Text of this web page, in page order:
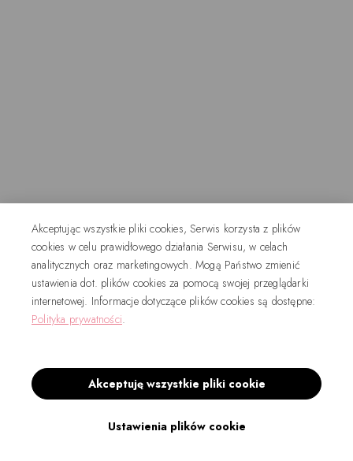
Akceptując wszystkie pliki cookies, Serwis korzysta z plików
cookies w celu prawidłowego działania Serwisu, w celach
analitycznych oraz marketingowych. Mogą Państwo zmienić
ustawienia dot. plików cookies za pomocą swojej przeglądarki
internetowej. Informacje dotyczące plików cookies są dostępne:
Polityka prywatności.
Ustawienia plików cookie
Akceptuję wszystkie pliki cookie